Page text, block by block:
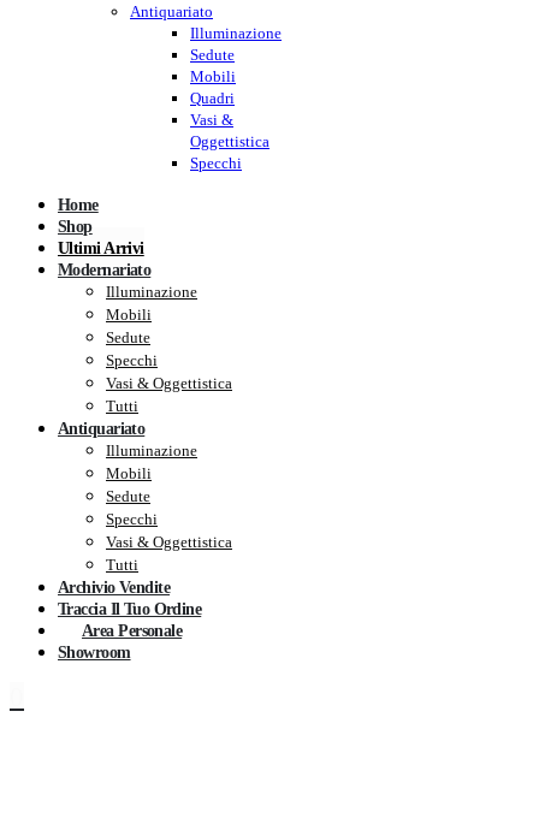
Antiquariato
Illuminazione
Sedute
Mobili
Quadri
Vasi &
Oggettistica
Specchi
Home
Shop
Ultimi Arrivi
Modernariato
Illuminazione
Mobili
Sedute
Specchi
Vasi & Oggettistica
Tutti
Antiquariato
Illuminazione
Mobili
Sedute
Specchi
Vasi & Oggettistica
Tutti
Archivio Vendite
Traccia Il Tuo Ordine
Area Personale
Showroom